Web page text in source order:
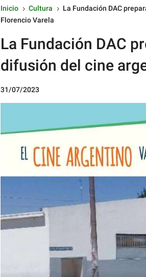
Inicio 5 Cultura 5 La Fundación DAC
Florencio Varela
La Fundación DAC
difusión del cine
31/07/2023